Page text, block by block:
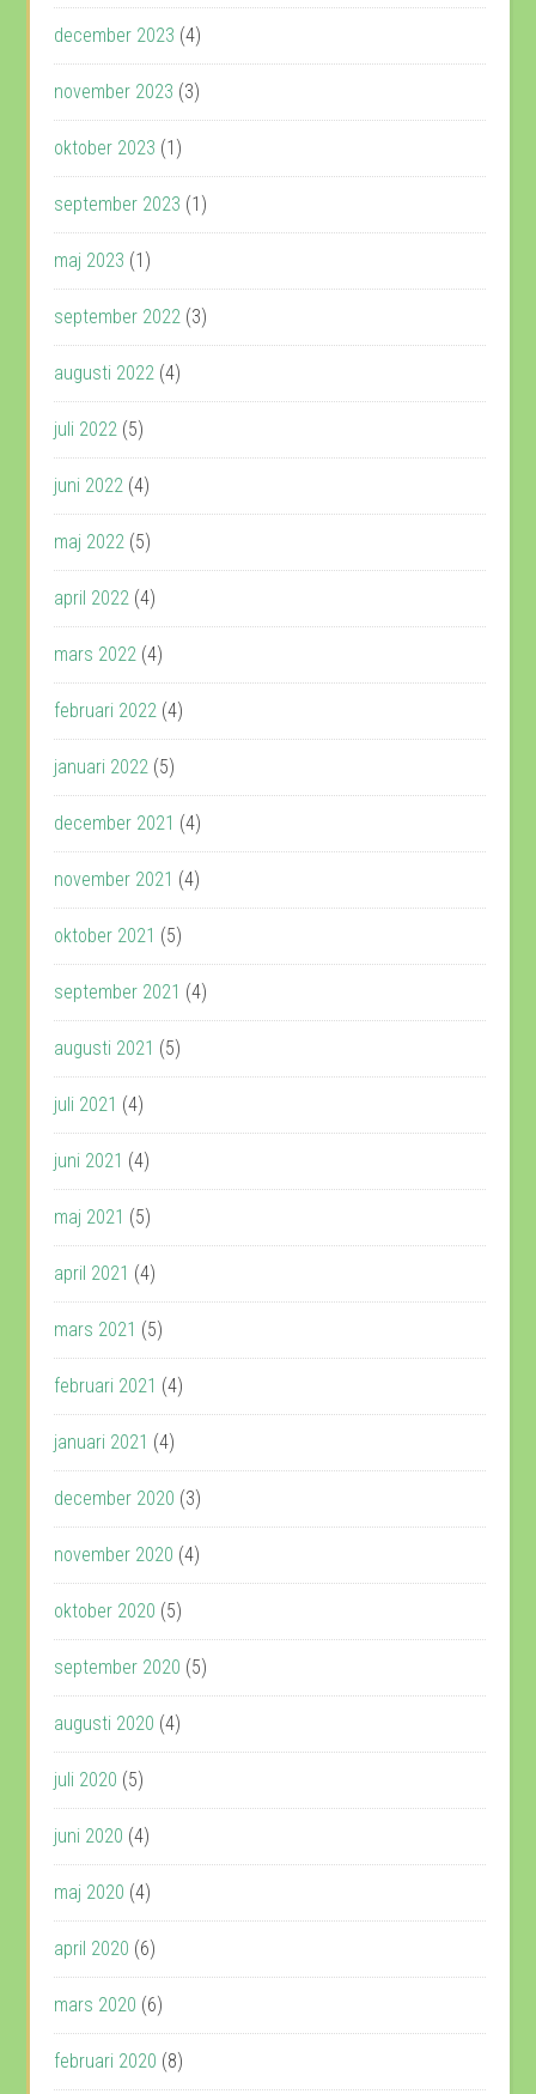
december 2023 (4)
november 2023 (3)
oktober 2023 (1)
september 2023 (1)
maj 2023 (1)
september 2022 (3)
augusti 2022 (4)
juli 2022 (5)
juni 2022 (4)
maj 2022 (5)
april 2022 (4)
mars 2022 (4)
februari 2022 (4)
januari 2022 (5)
december 2021 (4)
november 2021 (4)
oktober 2021 (5)
september 2021 (4)
augusti 2021 (5)
juli 2021 (4)
juni 2021 (4)
maj 2021 (5)
april 2021 (4)
mars 2021 (5)
februari 2021 (4)
januari 2021 (4)
december 2020 (3)
november 2020 (4)
oktober 2020 (5)
september 2020 (5)
augusti 2020 (4)
juli 2020 (5)
juni 2020 (4)
maj 2020 (4)
april 2020 (6)
mars 2020 (6)
februari 2020 (8)